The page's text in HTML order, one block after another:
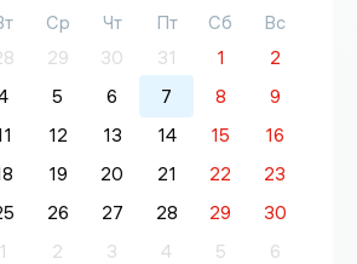
Ср Чт Пт Сб
Вс
29 30 31 1
2
5 6 7 8
9
12 13 14 15
16
19 20 21 22
23
26 27 28 29
30
1 2 3 4 5 6